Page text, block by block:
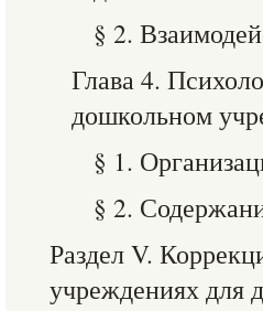
§ 2.
Глава 4.
дошкольном
§ 1.
§ 2.
Раздел V.
учреждениях для